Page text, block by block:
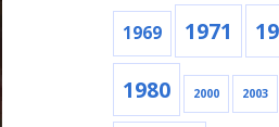
1969 1971
1980 2000 2003